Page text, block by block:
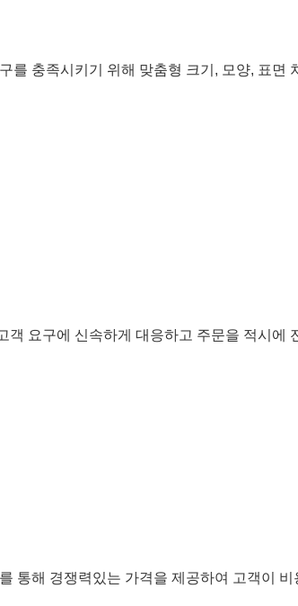
를 충족시키기 위해 맞춤형 크기, 모양, 표면
요구에 신속하게 대응하고 주문을 적시에
통해 경쟁력있는 가격을 제공하여 고객이